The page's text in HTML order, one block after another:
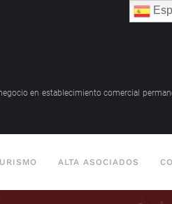
en establecimiento comercial
ALTA ASOCIADOS